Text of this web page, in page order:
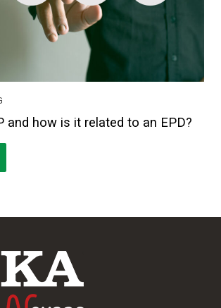
and how is it related to an EPD?